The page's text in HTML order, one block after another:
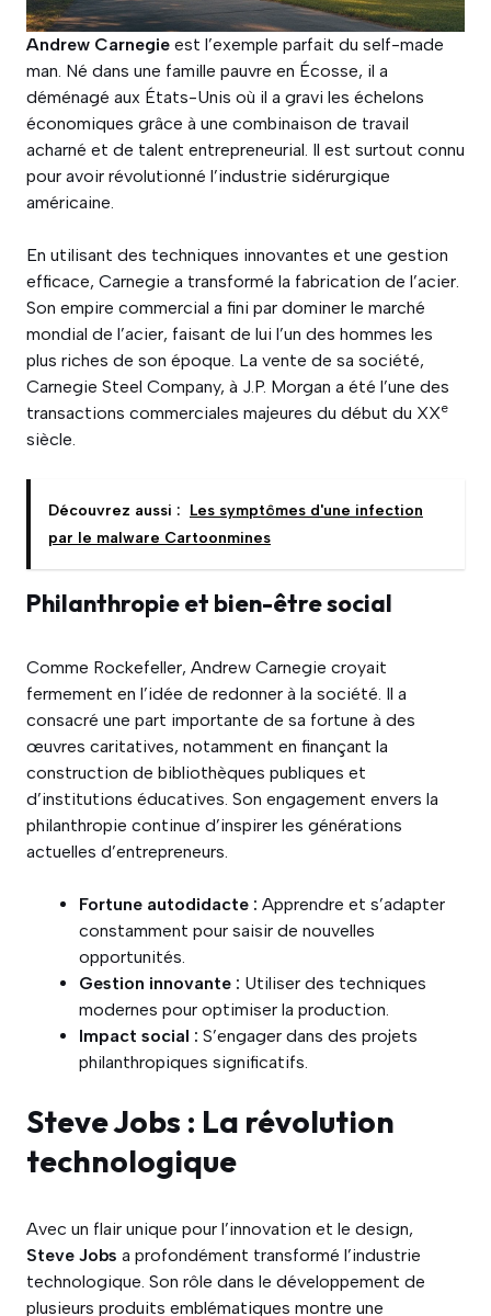
Andrew Carnegie est l’exemple parfait du self-made
man. Né dans une famille pauvre en Écosse, il a
déménagé aux États-Unis où il a gravi les échelons
économiques grâce à une combinaison de travail
acharné et de talent entrepreneurial. Il est surtout connu
pour avoir révolutionné l’industrie sidérurgique
américaine.
En utilisant des techniques innovantes et une gestion
efficace, Carnegie a transformé la fabrication de l’acier.
Son empire commercial a fini par dominer le marché
mondial de l’acier, faisant de lui l’un des hommes les
plus riches de son époque. La vente de sa société,
Carnegie Steel Company, à J.P. Morgan a été l’une des
transactions commerciales majeures du début du XXe
siècle.
Découvrez aussi : Les symptômes d'une infection
par le malware Cartoonmines
Philanthropie et bien-être social
Comme Rockefeller, Andrew Carnegie croyait
fermement en l’idée de redonner à la société. Il a
consacré une part importante de sa fortune à des
œuvres caritatives, notamment en finançant la
construction de bibliothèques publiques et
d’institutions éducatives. Son engagement envers la
philanthropie continue d’inspirer les générations
actuelles d’entrepreneurs.
Fortune autodidacte : Apprendre et s’adapter
constamment pour saisir de nouvelles
opportunités.
Gestion innovante : Utiliser des techniques
modernes pour optimiser la production.
Impact social : S’engager dans des projets
philanthropiques significatifs.
Steve Jobs : La révolution
technologique
Avec un flair unique pour l’innovation et le design,
Steve Jobs a profondément transformé l’industrie
technologique. Son rôle dans le développement de
plusieurs produits emblématiques montre une